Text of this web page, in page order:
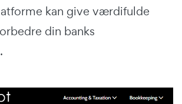
kan give værdifulde
din banks